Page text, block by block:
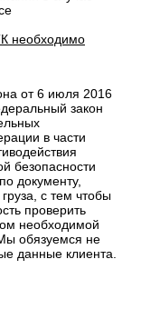
необходимо
от 6 июля 2016
закон
в части
безопасности
документу,
с тем чтобы
проверить
необходимой
обязуемся не
данные клиента.